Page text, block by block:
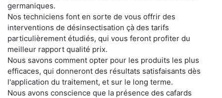
germaniques.
Nos techniciens font en sorte de vous offrir des
interventions de désinsectisation çà des tarifs
particulièrement étudiés, qui vous feront profiter du
meilleur rapport qualité prix.
Nous savons comment opter pour les produits les plus
efficaces, qui donneront des résultats satisfaisants dès
l'application du traitement, et sur le long terme.
Nous avons conscience que la présence des cafards